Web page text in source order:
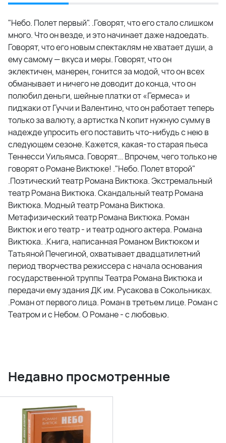
"Небо. Полет первый". .Говорят, что его стало слишком
много. Что он везде, и это начинает даже надоедать.
Говорят, что его новым спектаклям не хватает души, а
ему самому — вкуса и меры. Говорят, что он
эклектичен, манерен, гонится за модой, что он всех
обманывает и ничего не доводит до конца, что он
полюбил деньги, шейные платки от «Гермеса» и
пиджаки от Гуччи и Валентино, что он работает теперь
только за валюту, а артистка N копит нужную сумму в
надежде упросить его поставить что-нибудь с нею в
следующем сезоне. Кажется, какая-то старая пьеса
Теннесси Уильямса. Говорят... Впрочем, чего только не
говорят о Романе Виктюке! ."Небо. Полет второй"
.Поэтический театр Романа Виктюка. Экстремальный
театр Романа Виктюка. Скандальный театр Романа
Виктюка. Модный театр Романа Виктюка.
Метафизический театр Романа Виктюка. Роман
Виктюк и его театр - и театр одного актера. Романа
Виктюка. .Книга, написанная Романом Виктюком и
Татьяной Печегиной, охватывает двадцатилетний
период творчества режиссера с начала основания
государственной труппы Театра Романа Виктюка и
передачи ему здания ДК им. Русакова в Сокольниках.
.Роман от первого лица. Роман в третьем лице. Роман с
Театром и с Небом. О Романе - с любовью.
Недавно просмотренные